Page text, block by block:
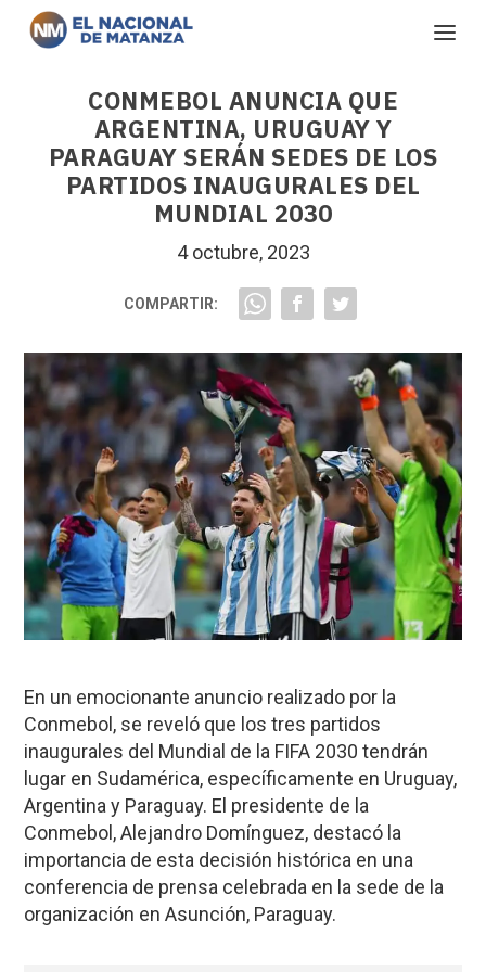
CONMEBOL ANUNCIA QUE
ARGENTINA, URUGUAY Y
PARAGUAY SERÁN SEDES DE LOS
PARTIDOS INAUGURALES DEL
MUNDIAL 2030
4 octubre, 2023
COMPARTIR:
En un emocionante anuncio realizado por la
Conmebol , se reveló que los tres partidos
inaugurales del Mundial de la FIFA 2030 tendrán
lugar en Sudamérica, específicamente en Uruguay,
Argentina y Paraguay. El presidente de la
Conmebol,Alejandro Domínguez, destacó la
importancia de esta decisión histórica en una
conferencia de prensa celebrada en la sede de la
organización enAsunción, Paraguay.